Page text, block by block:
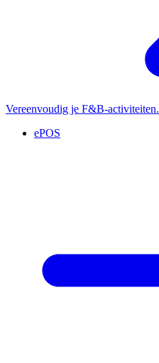
Vereenvoudig je F&B-activiteiten.
ePOS